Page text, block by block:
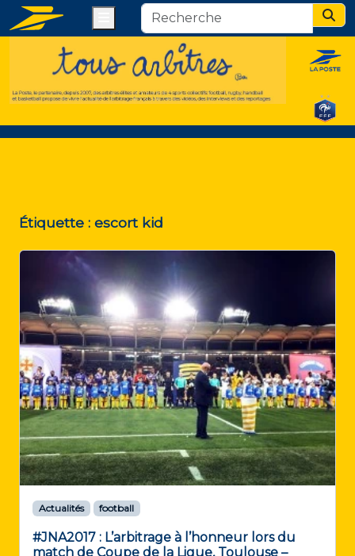
Étiquette : escort kid
Actualités football
#JNA2017 : L’arbitrage à l’honneur lors du
match de Coupe de la Ligue, Toulouse –